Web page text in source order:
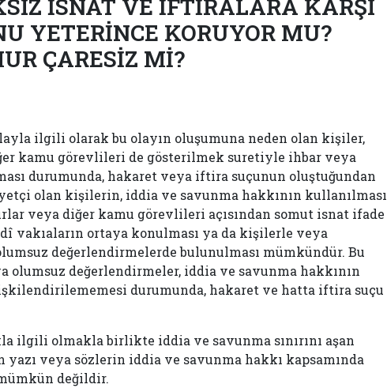
İSNAT VE İFTİRALARA KARŞI
YETERİNCE KORUYOR MU?
ÇARESİZ Mİ?
ilgili olarak bu olayın oluşumuna neden olan kişiler,
kamu görevlileri de gösterilmek suretiyle ihbar veya
durumunda, hakaret veya iftira suçunun oluştuğundan
olan kişilerin, iddia ve savunma hakkının kullanılması
veya diğer kamu görevlileri açısından somut isnat ifade
vakıaların ortaya konulması ya da kişilerle veya
değerlendirmelerde bulunulması mümkündür. Bu
olumsuz değerlendirmeler, iddia ve savunma hakkının
durumunda, hakaret ve hatta iftira suçu
ilgili olmakla birlikte iddia ve savunma sınırını aşan
veya sözlerin iddia ve savunma hakkı kapsamında
değildir.